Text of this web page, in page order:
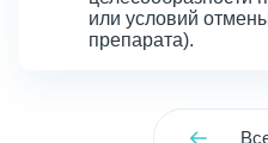
или условий
препарата).